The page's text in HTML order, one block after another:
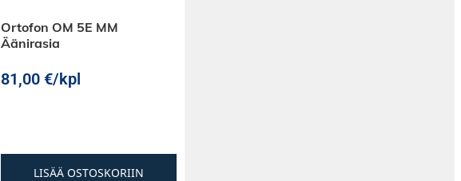
Ortofon OM 5E MM
Äänirasia
81,00 €/kpl
LISÄÄ OSTOSKORIIN